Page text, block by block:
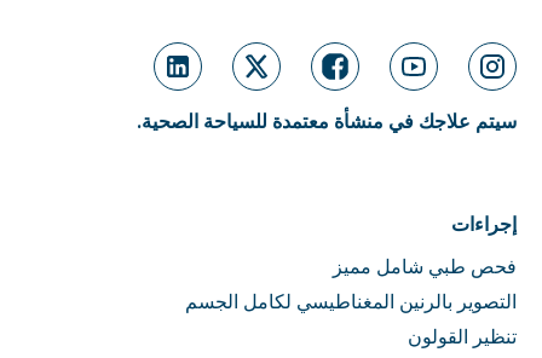
سيتم علاجك في منشأة معتمدة للسياحة الصحية.
إجراءات
فحص طبي شامل مميز
التصوير بالرنين المغناطيسي لكامل الجسم
تنظير القولون